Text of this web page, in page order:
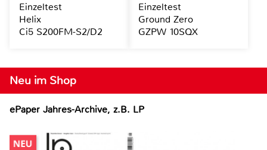
Neu im Shop
ePaper Jahres-Archive, z.B. LP
Einzeltest
Helix
Ci5 S200FM-S2/D2
Einzeltest
Ground Zero
GZPW 10SQX